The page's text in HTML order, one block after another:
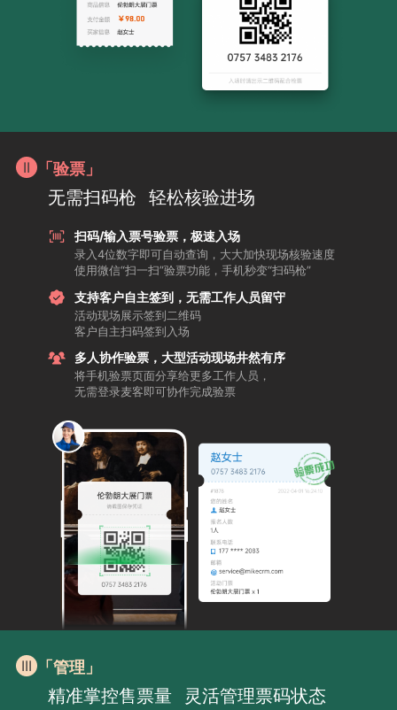
「验票」
无需扫码枪 轻松核验进场
扫码/输入票号验票，极速入场
录入4位数字即可自动查询，大大加快现场核验速度
使用微信“扫一扫”验票功能，手机秒变“扫码枪”
支持客户自主签到，无需工作人员留守
活动现场展示签到二维码
客户自主扫码签到入场
多人协作验票，大型活动现场井然有序
将手机验票页面分享给更多工作人员，
无需登录麦客即可协作完成验票
「管理」
精准掌控售票量 灵活管理票码状态